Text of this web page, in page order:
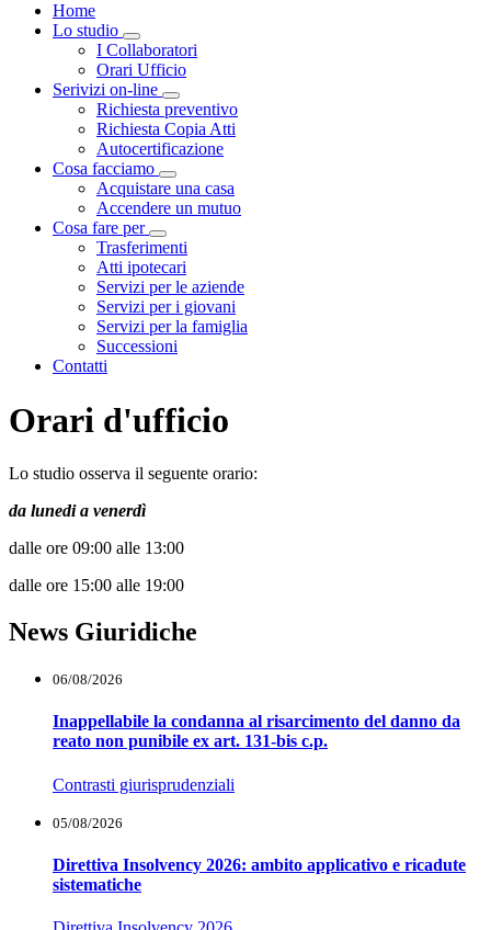
Home
Lo studio
Visualizza menù di secondo livello
I Collaboratori
Orari Ufficio
Serivizi on-line
Visualizza menù di secondo livello
Richiesta preventivo
Richiesta Copia Atti
Autocertificazione
Cosa facciamo
Visualizza menù di secondo livello
Acquistare una casa
Accendere un mutuo
Cosa fare per
Visualizza menù di secondo livello
Trasferimenti
Atti ipotecari
Servizi per le aziende
Servizi per i giovani
Servizi per la famiglia
Successioni
Contatti
Orari d'ufficio
Lo studio osserva il seguente orario:
da lunedi a venerdì
dalle ore 09:00 alle 13:00
dalle ore 15:00 alle 19:00
News Giuridiche
06/08/2026
Inappellabile la condanna al risarcimento del danno da
reato non punibile ex art. 131-bis c.p.
Contrasti giurisprudenziali
05/08/2026
Direttiva Insolvency 2026: ambito applicativo e ricadute
sistematiche